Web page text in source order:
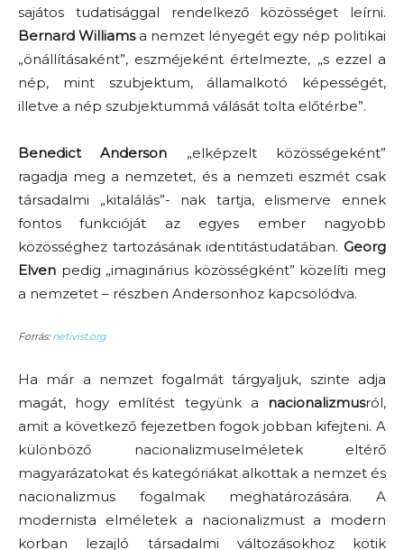
sajátos tudatisággal rendelkező közösséget leírni.
Bernard Williamsa nemzet lényegét egy nép politikai
„önállításaként”, eszméjeként értelmezte, „s ezzel a
nép, mint szubjektum, államalkotó képességét,
illetve a nép szubjektummá válását tolta előtérbe”.
Benedict Anderson „elképzelt közösségeként”
ragadja meg a nemzetet, és a nemzeti eszmét csak
társadalmi „kitalálás”- nak tartja, elismerve ennek
fontos funkcióját az egyes ember nagyobb
közösséghez tartozásának identitástudatában. Georg
Elven pedig „imaginárius közösségként” közelíti meg
a nemzetet – részben Andersonhoz kapcsolódva.
Forrás: netivist.org
Ha már a nemzet fogalmát tárgyaljuk, szinte adja
magát, hogy említést tegyünk a nacionalizmusról,
amit a következő fejezetben fogok jobban kifejteni. A
különböző nacionalizmuselméletek eltérő
magyarázatokat és kategóriákat alkottak a nemzet és
nacionalizmus fogalmak meghatározására. A
modernista elméletek a nacionalizmust a modern
korban lezajló társadalmi változásokhoz kötik